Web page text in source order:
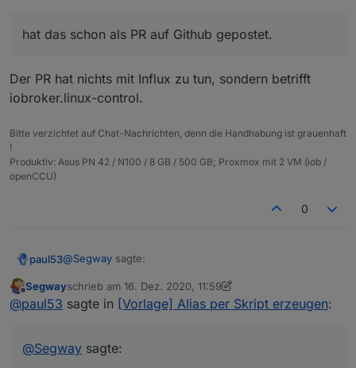
hat das schon als PR auf Github gepostet.
Der PR hat nichts mit Influx zu tun, sondern betrifft
iobroker.linux-control.
Bitte verzichtet auf Chat-Nachrichten, denn die Handhabung ist grauenhaft
!
Produktiv: Asus PN 42 / N100 / 8 GB / 500 GB; Proxmox mit 2 VM (iob /
openCCU)
0
paul53@Segway sagte:
das Skript anscheinend den "storgaeType:
Einstellung für die DB sein.
Segway
Offline
Segwayschrieb am 16. Dez. 2020, 11:59
zuletzt editiert von Segway
@paul53 sagte in [Vorlage] Alias per Skript erzeugen:
@Segway sagte: